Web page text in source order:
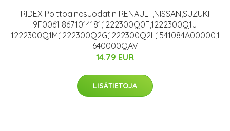
RIDEX Polttoainesuodatin RENAULT,NISSAN,SUZUKI
9F0061 8671014181,1222300Q0F,1222300Q1J
1222300Q1M,1222300Q2G,1222300Q2L,1541084A00000,1
640000QAV
14.79 EUR
LISÄTIETOJA